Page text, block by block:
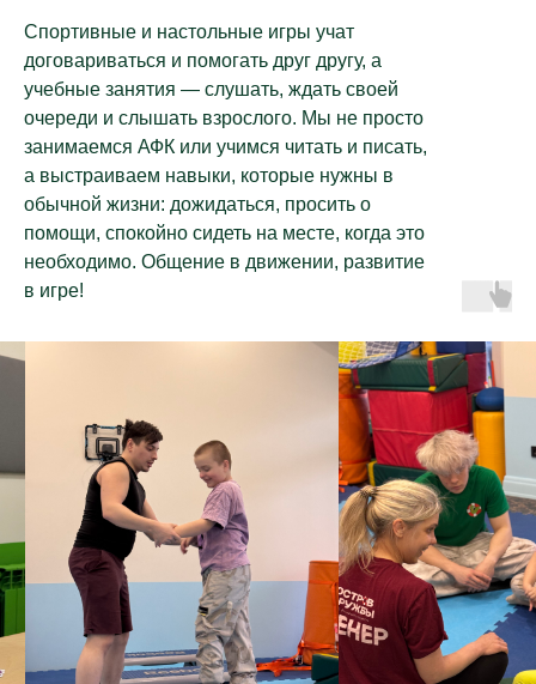
Спортивные и настольные игры учат
договариваться и помогать друг другу, а
учебные занятия — слушать, ждать своей
очереди и слышать взрослого. Мы не просто
занимаемся АФК или учимся читать и писать,
а выстраиваем навыки, которые нужны в
обычной жизни: дожидаться, просить о
помощи, спокойно сидеть на месте, когда это
необходимо. Общение в движении, развитие
в игре!